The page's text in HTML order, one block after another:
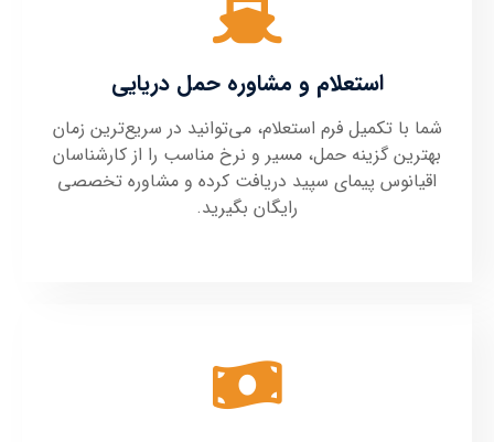
استعلام و مشاوره حمل دریایی
شما با تکمیل فرم استعلام، می‌توانید در سریع‌ترین زمان
بهترین گزینه حمل، مسیر و نرخ مناسب را از کارشناسان
اقیانوس پیمای سپید دریافت کرده و مشاوره تخصصی
رایگان بگیرید.